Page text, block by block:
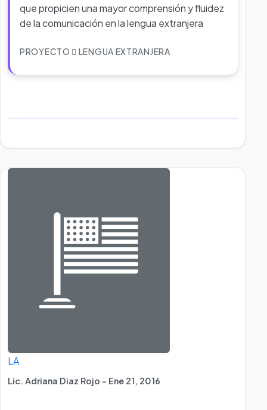
que propicien una mayor comprensión y fluidez
de la comunicación en la lengua extranjera
PROYECTO LENGUA EXTRANJERA
LA
Lic. Adriana Diaz Rojo - Ene 21, 2016